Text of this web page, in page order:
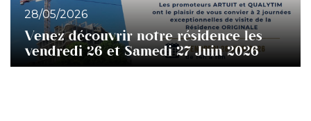
28/05/2026
Venez découvrir notre résidence les
vendredi 26 et Samedi 27 Juin 2026